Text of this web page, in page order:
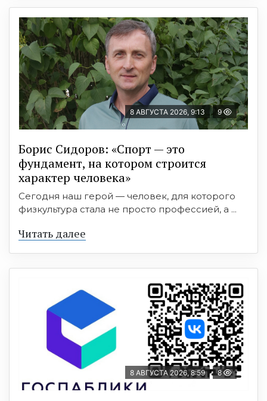
8 АВГУСТА 2026, 9:13 9
Борис Сидоров: «Спорт — это
фундамент, на котором строится
характер человека»
Сегодня наш герой — человек, для которого
физкультура стала не просто профессией, а ...
Читать далее
8 АВГУСТА 2026, 8:59 8